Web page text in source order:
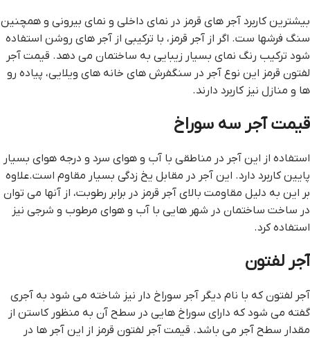
بیشترین کاربرد آجر های قرمز در نمای داخلی و نمای بیرونی و همچنین
سنگ فرشها ست. اگر از آجر قرمز، با ترکیبی از آجر های روشن استفاده
شود ترکیب رنگ نمای بسیار زیبایی به ساختمان می دهد. قيمت آجر
لفتون قرمز این نوع آجر در سنگفرش های خانه های ویلایی، پیاده رو
ها و منازل نیز کاربرد دارند.
قيمت آجر سه سوراخ
استفاده از این آجر در مناطقی با آب و هوای سرد و درجه هوای بسیار
پایین کاربرد دارد. این آجر در مقابل یخ زدگی بسیار مقاوم است.علاوه
بر این به دلیل مقاومت بالای آجر قرمز در برابر رطوبت، از آنها می توان
در ساخت ساختمان در شهر هایی با آب و هوای مرطوب و شرجی نیز
استفاده کرد.
آجر لفتون
آجر لفتون که با نام دیگر آجر سوراخ دار نیز شاخته می شود به آجری
گفته می شود که دارای سوراخ هایی در سطح آن به منظور کاستن از
مقدار سطح آجر می باشد. قيمت آجر لفتون قرمز از این آجر ها در